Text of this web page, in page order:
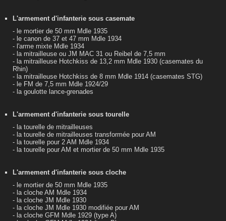
L'armement d'infanterie sous casemate
- le mortier de 50 mm Mdle 1935
- le canon de 37 et 47 mm Mdle 1934
- l'arme mixte Mdle 1934
- la mitrailleuse ou JM MAC 31 ou Reibel de 7,5 mm
- la mitrailleuse Hotchkiss de 13,2 mm Mdle 1930 (casemates du
Rhin)
- la mitrailleuse Hotchkiss de 8 mm Mdle 1914 (casemates STG)
- le FM de 7,5 mm Mdle 1924/29
- la goulotte lance-grenades
L'armement d'infanterie sous tourelle
- la tourelle de mitrailleuses
- la tourelle de mitrailleuses transformée pour AM
- la tourelle pour 2 AM Mdle 1934
- la tourelle pour AM et mortier de 50 mm Mdle 1935
L'armement d'infanterie sous cloche
- le mortier de 50 mm Mdle 1935
- la cloche AM Mdle 1934
- la cloche JM Mdle 1930
- la cloche JM Mdle 1930 modifiée pour AM
- la cloche GFM Mdle 1929 (type A)